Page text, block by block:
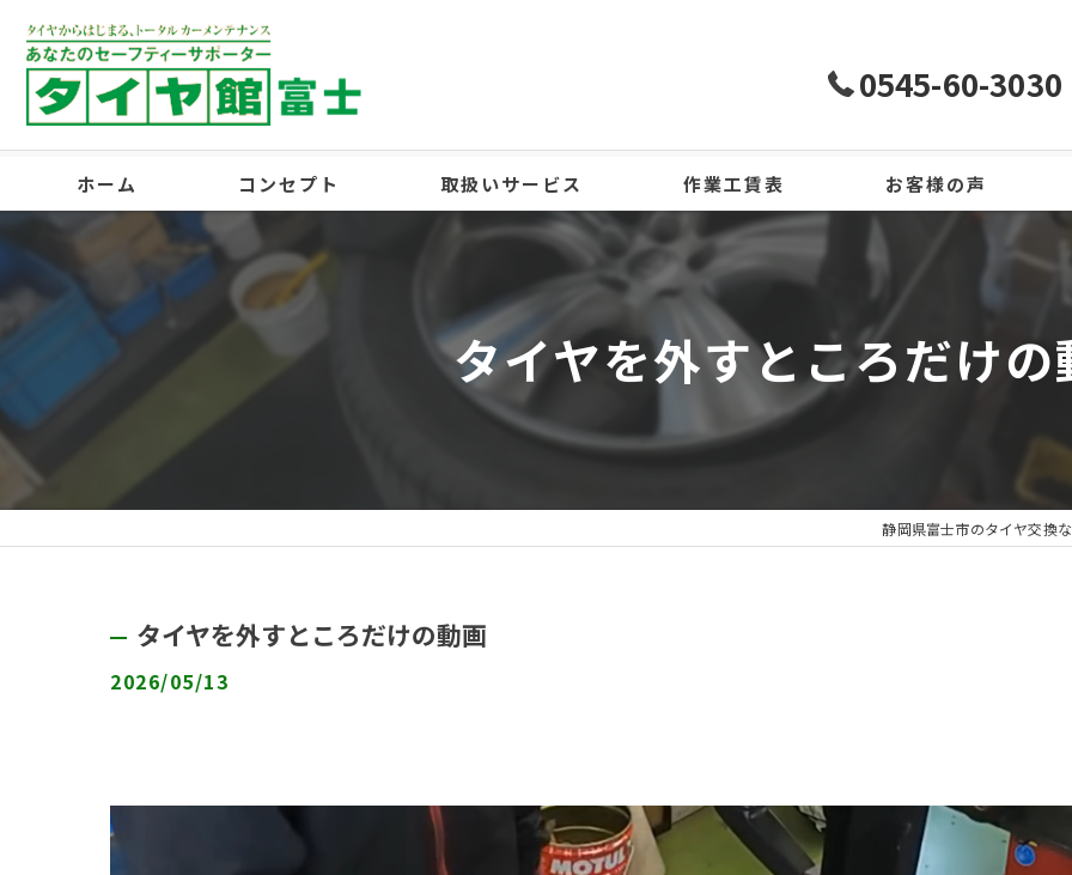
0545-60-3030
ホーム コンセプト
スタッフ紹介
ギャラリー
取扱いサービス 作業工賃表 お客様の声
タイヤを外すところだけの
静岡県富士市のタイヤ交換
タイヤを外すところだけの動画
2026/05/13